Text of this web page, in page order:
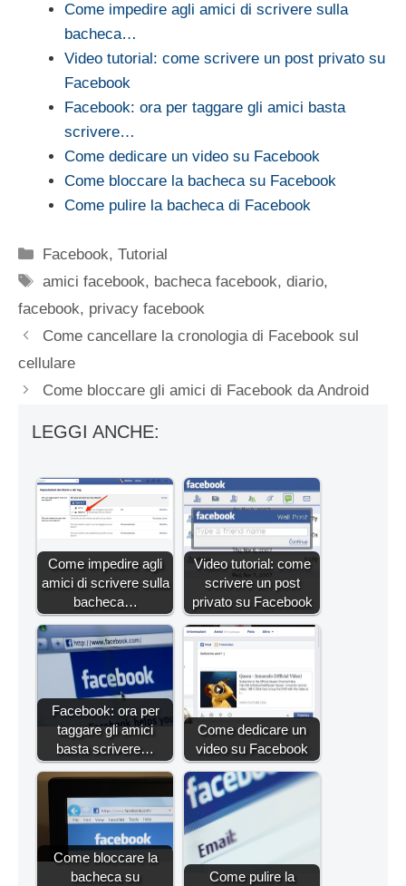
Come impedire agli amici di scrivere sulla
bacheca…
Video tutorial: come scrivere un post privato su
Facebook
Facebook: ora per taggare gli amici basta
scrivere…
Come dedicare un video su Facebook
Come bloccare la bacheca su Facebook
Come pulire la bacheca di Facebook
Categorie
Facebook,Tutorial
Tag
amici facebook, bacheca facebook,diario,
facebook, privacy facebook
Come cancellare la cronologia di Facebook sul
cellulare
Come bloccare gli amici di Facebook da Android
LEGGI ANCHE:
Come impedire agli
amici di scrivere sulla
bacheca…
Video tutorial: come
scrivere un post
privato su Facebook
Facebook: ora per
taggare gli amici
basta scrivere…
Come dedicare un
video su Facebook
Come bloccare la
bacheca su
Come pulire la